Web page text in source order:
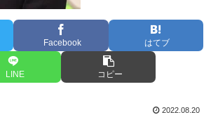
Facebook はてブ
LINE コピー
2022.08.20